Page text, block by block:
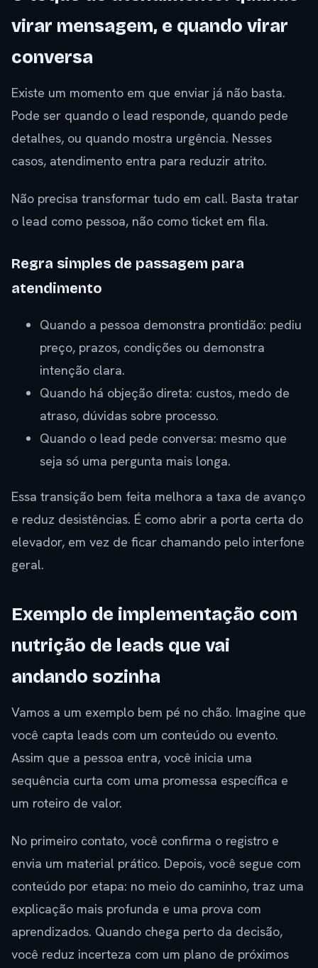
virar mensagem, e quando virar
conversa
Existe um momento em que enviar já não basta.
Pode ser quando o lead responde, quando pede
detalhes, ou quando mostra urgência. Nesses
casos, atendimento entra para reduzir atrito.
Não precisa transformar tudo em call. Basta tratar
o lead como pessoa, não como ticket em fila.
Regra simples de passagem para
atendimento
Quando a pessoa demonstra prontidão: pediu
preço, prazos, condições ou demonstra
intenção clara.
Quando há objeção direta: custos, medo de
atraso, dúvidas sobre processo.
Quando o lead pede conversa: mesmo que
seja só uma pergunta mais longa.
Essa transição bem feita melhora a taxa de avanço
e reduz desistências. É como abrir a porta certa do
elevador, em vez de ficar chamando pelo interfone
geral.
Exemplo de implementação com
nutrição de leads que vai
andando sozinha
Vamos a um exemplo bem pé no chão. Imagine que
você capta leads com um conteúdo ou evento.
Assim que a pessoa entra, você inicia uma
sequência curta com uma promessa específica e
um roteiro de valor.
No primeiro contato, você confirma o registro e
envia um material prático. Depois, você segue com
conteúdo por etapa: no meio do caminho, traz uma
explicação mais profunda e uma prova com
aprendizados. Quando chega perto da decisão,
você reduz incerteza com um plano de próximos